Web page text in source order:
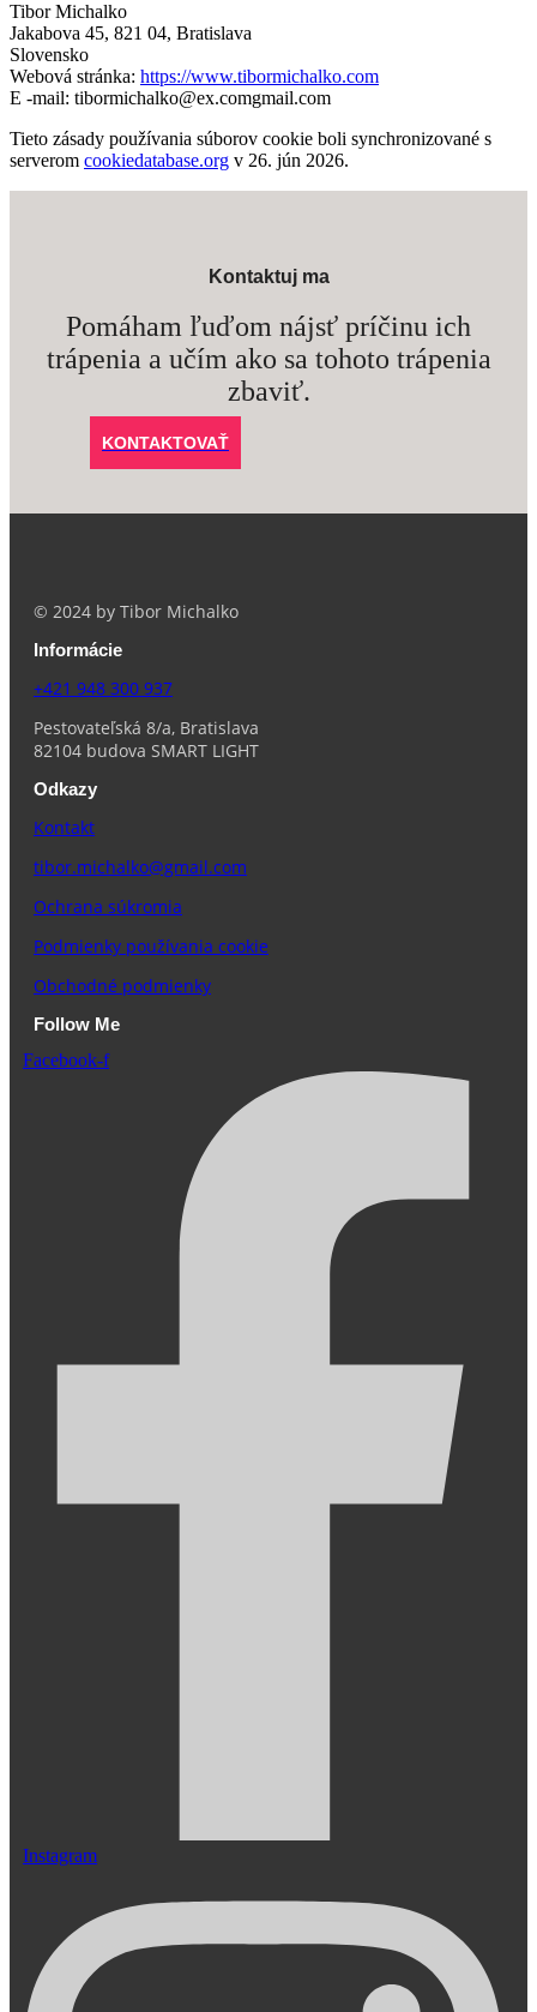
Tibor Michalko
Jakabova 45, 821 04, Bratislava
Slovensko
Webová stránka: https://www.tibormichalko.com
E -mail: tibormichalko@ex.comgmail.com
Tieto zásady používania súborov cookie boli synchronizované s
serverom cookiedatabase.org v 26. jún 2026.
Kontaktuj ma
Pomáham ľuďom nájsť príčinu ich
trápenia a učím ako sa tohoto trápenia
zbaviť.
KONTAKTOVAŤ
© 2024 by Tibor Michalko
Informácie
+421 948 300 937
Pestovateľská 8/a, Bratislava
82104 budova SMART LIGHT
Odkazy
Kontakt
tibor.michalko@gmail.com
Ochrana súkromia
Podmienky používania cookie
Obchodné podmienky
Follow Me
Facebook-f
Instagram